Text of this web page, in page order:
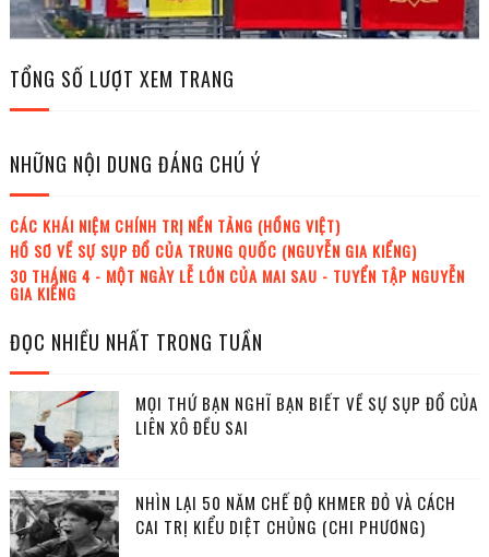
TỔNG SỐ LƯỢT XEM TRANG
NHỮNG NỘI DUNG ĐÁNG CHÚ Ý
CÁC KHÁI NIỆM CHÍNH TRỊ NỀN TẢNG (HỒNG VIỆT)
HỒ SƠ VỀ SỰ SỤP ĐỔ CỦA TRUNG QUỐC (NGUYỄN GIA KIỂNG)
30 THÁNG 4 - MỘT NGÀY LỄ LỚN CỦA MAI SAU - TUYỂN TẬP NGUYỄN
GIA KIỂNG
ĐỌC NHIỀU NHẤT TRONG TUẦN
MỌI THỨ BẠN NGHĨ BẠN BIẾT VỀ SỰ SỤP ĐỔ CỦA
LIÊN XÔ ĐỀU SAI
NHÌN LẠI 50 NĂM CHẾ ĐỘ KHMER ĐỎ VÀ CÁCH
CAI TRỊ KIỂU DIỆT CHỦNG (CHI PHƯƠNG)